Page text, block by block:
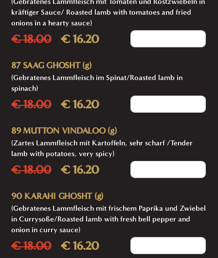
kräftiger Sauce/ Roasted lamb with tomatoes and fried
onions in a hearty sauce)
€ 18.00 € 16.20
87 SAAG GHOSHT (g)
(Gebratenes Lammfleisch im Spinat/Roasted lamb in
spinach)
€ 18.00 € 16.20
89 MUTTON VINDALOO (g)
(Zartes Lammfleisch mit Kartoffeln, sehr scharf /Tender
lamb with potatoes, very spicy)
€ 18.00 € 16.20
90 KARAHI GHOSHT (g)
(Gebratenes Lammfleisch mit frischem Paprika und Zwiebel
in Currysoße/Roasted lamb with fresh bell pepper and
onion in curry sauce)
€ 18.00 € 16.20